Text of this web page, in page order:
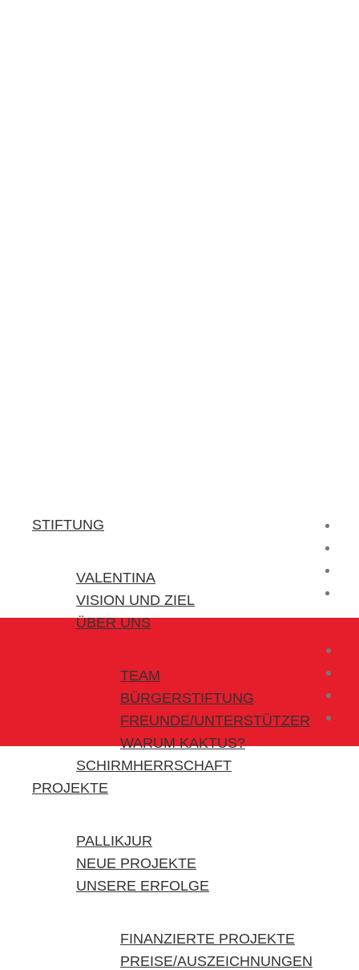
STIFTUNG
VALENTINA
VISION UND ZIEL
ÜBER UNS
TEAM
BÜRGERSTIFTUNG
FREUNDE/UNTERSTÜTZER
WARUM KAKTUS?
SCHIRMHERRSCHAFT
PROJEKTE
PALLIKJUR
NEUE PROJEKTE
UNSERE ERFOLGE
FINANZIERTE PROJEKTE
PREISE/AUSZEICHNUNGEN